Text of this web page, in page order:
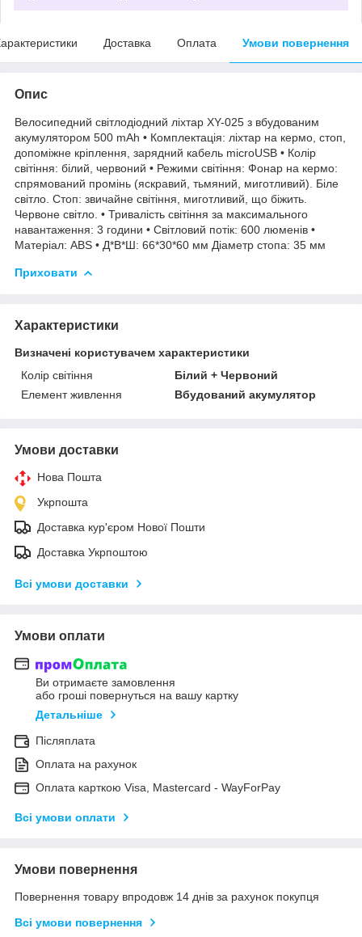
Доставка Оплата Умови повернення
Опис
Велосипедний світлодіодний ліхтар XY-025 з вбудованим
акумулятором 500 mAh • Комплектація: ліхтар на кермо, стоп,
допоміжне кріплення, зарядний кабель microUSB • Колір
світіння: білий, червоний • Режими світіння: Фонар на кермо:
спрямований промінь (яскравий, тьмяний, миготливий). Біле
світло. Стоп: звичайне світіння, миготливий, що біжить.
Червоне світло. • Тривалість світіння за максимального
навантаження: 3 години • Світловий потік: 600 люменів •
Матеріал: ABS • Д*В*Ш: 66*30*60 мм Діаметр стопа: 35 мм
Приховати
Характеристики
Визначені користувачем характеристики
Колір світіння
Білий + Червоний
Елемент живлення
Вбудований акумулятор
Умови доставки
Нова Пошта
Укрпошта
Доставка кур'єром Нової Пошти
Доставка Укрпоштою
Всі умови доставки
Умови оплати
Ви отримаєте замовлення
або гроші повернуться на вашу картку
Детальніше
Післяплата
Оплата на рахунок
Оплата карткою Visa, Mastercard - WayForPay
Всі умови оплати
Умови повернення
Повернення товару впродовж 14 днів за рахунок покупця
Всі умови повернення